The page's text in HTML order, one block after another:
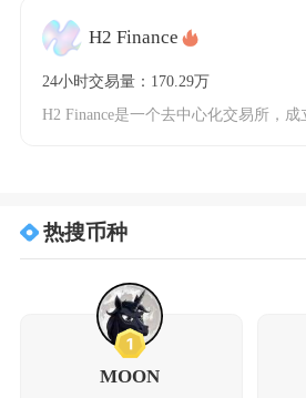
H2 Finance
24小时交易量：170.29万
热搜币种
1
MOON